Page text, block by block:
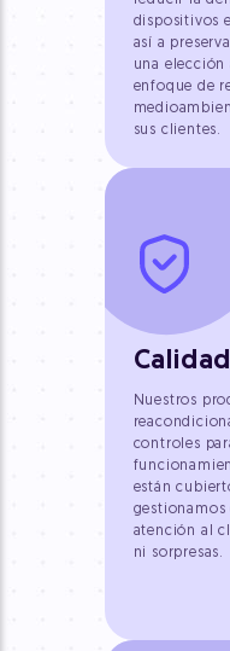
dispositivos
así a
una elección
enfoque de
sus clientes.
Nuestros
controles
están
gestionamos
atención al
ni sorpresas.